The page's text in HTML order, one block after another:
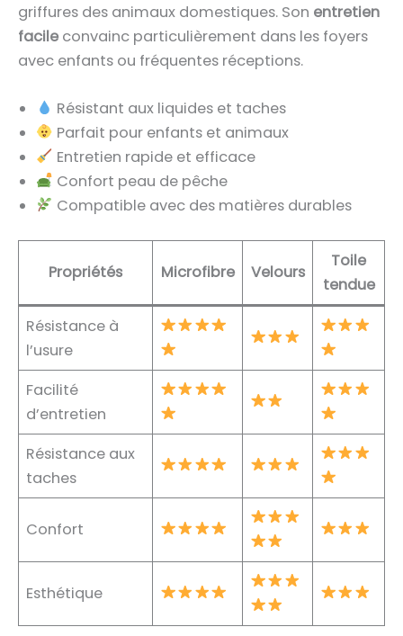
griffures des animaux domestiques. Son entretien
facile convainc particulièrement dans les foyers
avec enfants ou fréquentes réceptions.
Résistant aux liquides et taches
Parfait pour enfants et animaux
Entretien rapide et efficace
Confort peau de pêche
Compatible avec des matières durables
Propriétés Microfibre Velours
Toile
tendue
Résistance à
l’usure
Facilité
d’entretien
Résistance aux
taches
Confort
Esthétique